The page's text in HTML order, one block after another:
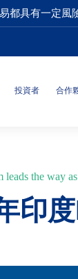
都具有一定風
投資者 合作
leads the way
印